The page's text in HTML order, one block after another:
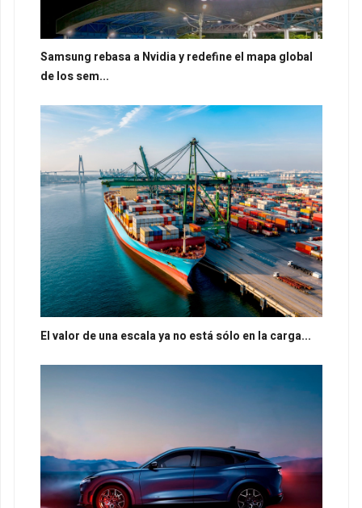
Samsung rebasa a Nvidia y redefine el mapa global
de los sem...
El valor de una escala ya no está sólo en la carga...